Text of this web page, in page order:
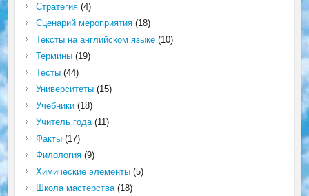
Стратегия(4)
Сценарий мероприятия(18)
Тексты на английском языке(10)
Термины(19)
Тесты(44)
Университеты(15)
Учебники(18)
Учитель года(11)
Факты(17)
Филология(9)
Химические элементы(5)
Школа мастерства(18)